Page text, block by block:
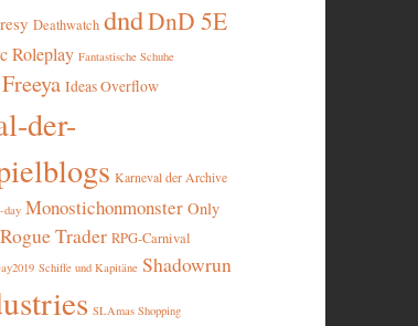
Deathwatch dndDnD 5E
Roleplay Fantastische Schuhe
Freeya Ideas Overflow
der-
Karneval der Archive
day Monostichonmonster Only
Rogue Trader RPG-Carnival
Schiffe und Kapitäne Shadowrun
SLAmas Shopping